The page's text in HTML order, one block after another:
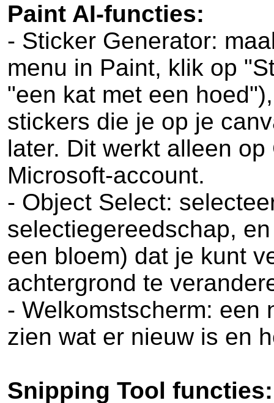
Paint AI-functies:
- Sticker Generator:
menu in Paint, klik op
"een kat met een
stickers die je op je
later. Dit werkt alleen
Microsoft-account.
- Object Select:
selectiegereedschap,
een bloem) dat je kunt
achtergrond te
- Welkomstscherm: een
zien wat er nieuw is en
Snipping Tool functies: